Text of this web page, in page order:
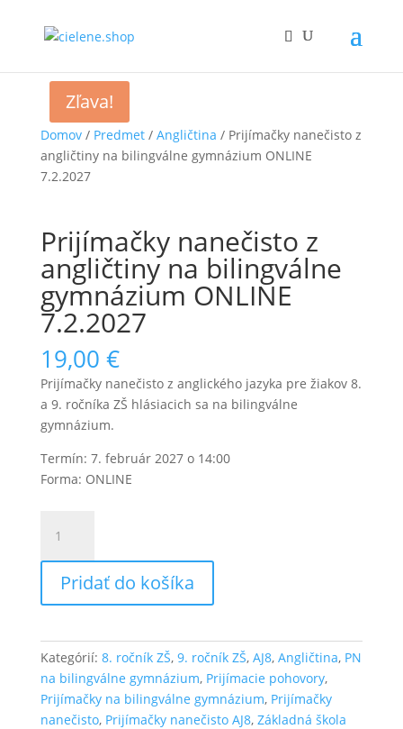
Domov/ Predmet/ Angličtina / Prijímačky nanečisto z
angličtiny na bilingválne gymnázium ONLINE
7.2.2027
Prijímačky nanečisto z
angličtiny na bilingválne
gymnázium ONLINE
7.2.2027
19,00 €
Prijímačky nanečisto z anglického jazyka pre žiakov 8.
a 9. ročníka ZŠ hlásiacich sa na bilingválne
gymnázium.
Termín: 7. február 2027 o 14:00
Forma: ONLINE
Prijímačky
nanečisto
angličtiny
bilingválne
gymnázium
ONLINE
7.2.2027
Pridať do košíka
Kategórií: 8. ročník ZŠ, 9. ročník ZŠ, AJ8, Angličtina, PN
na bilingválne gymnázium, Prijímacie pohovory,
Prijímačky na bilingválne gymnázium, Prijímačky
nanečisto, Prijímačky nanečisto AJ8, Základná škola
Zľava!